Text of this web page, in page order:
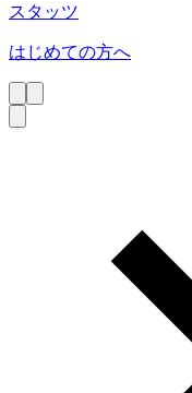
スタッツ
はじめての方へ